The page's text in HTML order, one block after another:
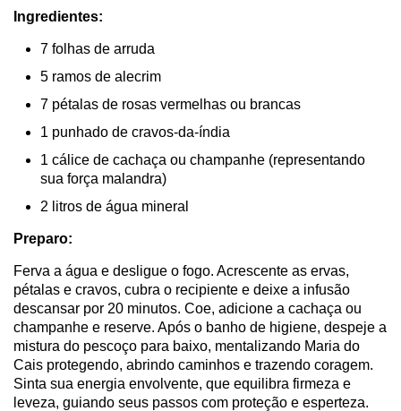
Ingredientes:
7 folhas de arruda
5 ramos de alecrim
7 pétalas de rosas vermelhas ou brancas
1 punhado de cravos-da-índia
1 cálice de cachaça ou champanhe (representando
sua força malandra)
2 litros de água mineral
Preparo:
Ferva a água e desligue o fogo. Acrescente as ervas,
pétalas e cravos, cubra o recipiente e deixe a infusão
descansar por 20 minutos. Coe, adicione a cachaça ou
champanhe e reserve. Após o banho de higiene, despeje a
mistura do pescoço para baixo, mentalizando Maria do
Cais protegendo, abrindo caminhos e trazendo coragem.
Sinta sua energia envolvente, que equilibra firmeza e
leveza, guiando seus passos com proteção e esperteza.